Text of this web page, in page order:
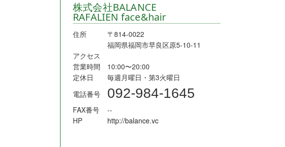
株式会社BALANCE
RAFALIEN face&hair
住所
〒814-0022
福岡県福岡市早良区原5-10-11
アクセス
営業時間
10:00〜20:00
定休日
毎週月曜日・第3火曜日
電話番号
092-984-1645
FAX番号
--
HP
http://balance.vc